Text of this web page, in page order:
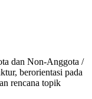
dan Non-Anggota /
berorientasi pada
rencana topik